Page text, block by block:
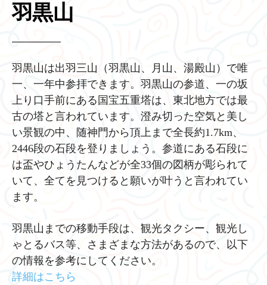
羽黒山
羽黒山は出羽三山（羽黒山、月山、湯殿山）で唯
一、一年中参拝できます。羽黒山の参道、一の坂
上り口手前にある国宝五重塔は、東北地方では最
古の塔と言われています。澄み切った空気と美し
い景観の中、随神門から頂上まで全長約1.7km、
2446段の石段を登りましょう。参道にある石段に
は盃やひょうたんなどが全33個の図柄が彫られて
いて、全てを見つけると願いが叶うと言われてい
ます。
羽黒山までの移動手段は、観光タクシー、観光し
ゃとるバス等、さまざまな⽅法があるので、以下
の情報を参考にしてください。
詳細はこちら